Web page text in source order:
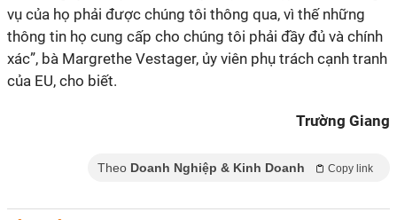
vụ của họ phải được chúng tôi thông qua, vì thế những
thông tin họ cung cấp cho chúng tôi phải đầy đủ và chính
xác”, bà Margrethe Vestager, ủy viên phụ trách cạnh tranh
của EU, cho biết.
Trường Giang
Theo Doanh Nghiệp & Kinh Doanh Copy link